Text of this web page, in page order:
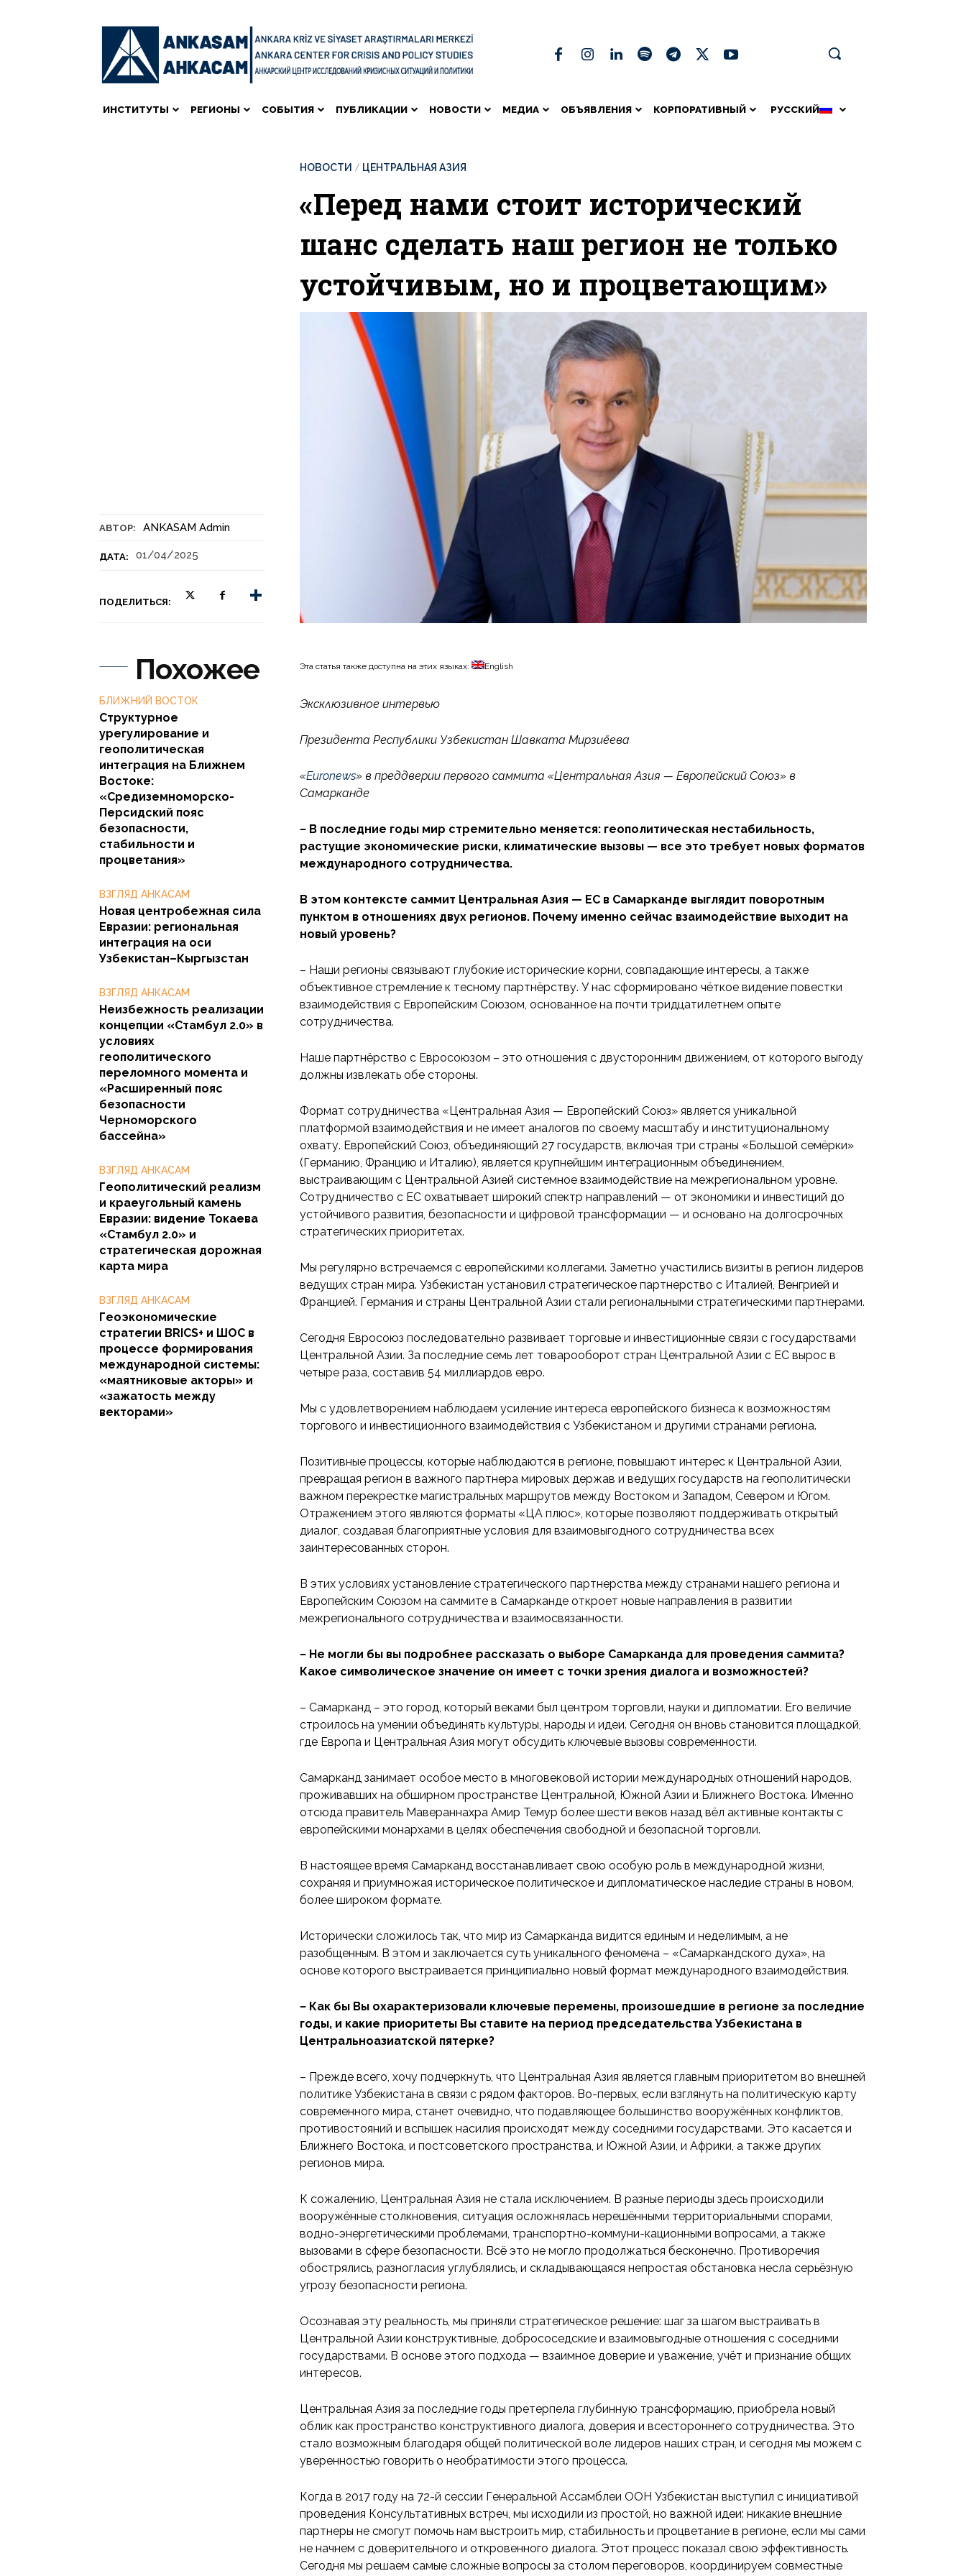
ИНСТИТУТЫ РЕГИОНЫ СОБЫТИЯ ПУБЛИКАЦИИ НОВОСТИ МЕДИА ОБЪЯВЛЕНИЯ КОРПОРАТИВНЫЙ РУССКИЙ
АВТОР: ANKASAM Admin
ДАТА: 01/04/2025
ПОДЕЛИТЬСЯ:
НОВОСТИ ЦЕНТРАЛЬНАЯ АЗИЯ
«Перед нами стоит исторический
шанс сделать наш регион не только
устойчивым, но и процветающим»
Похожее
БЛИЖНИЙ ВОСТОК
Структурное
урегулирование и
геополитическая
интеграция на Ближнем
Востоке:
«Средиземноморско-
Персидский пояс
безопасности,
стабильности и
процветания»
ВЗГЛЯД АНКАСАМ
Новая центробежная сила
Евразии: региональная
интеграция на оси
Узбекистан–Кыргызстан
ВЗГЛЯД АНКАСАМ
Неизбежность реализации
концепции «Стамбул 2.0» в
условиях
геополитического
переломного момента и
«Расширенный пояс
безопасности
Черноморского
бассейна»
ВЗГЛЯД АНКАСАМ
Геополитический реализм
и краеугольный камень
Евразии: видение Токаева
«Стамбул 2.0» и
стратегическая дорожная
карта мира
ВЗГЛЯД АНКАСАМ
Геоэкономические
стратегии BRICS+ и ШОС в
процессе формирования
международной системы:
«маятниковые акторы» и
«зажатость между
векторами»
Эта статья также доступна на этих языках: English
Эксклюзивное интервью
Президента Республики Узбекистан Шавката Мирзиёева
«Euronews» в преддверии первого саммита «Центральная Азия — Европейский Союз» в
Самарканде
– В последние годы мир стремительно меняется: геополитическая нестабильность,
растущие экономические риски, климатические вызовы — все это требует новых форматов
международного сотрудничества.
В этом контексте саммит Центральная Азия — ЕС в Самарканде выглядит поворотным
пунктом в отношениях двух регионов. Почему именно сейчас взаимодействие выходит на
новый уровень?
– Наши регионы связывают глубокие исторические корни, совпадающие интересы, а также
объективное стремление к тесному партнёрству. У нас сформировано чёткое видение повестки
взаимодействия с Европейским Союзом, основанное на почти тридцатилетнем опыте
сотрудничества.
Наше партнёрство с Евросоюзом – это отношения с двусторонним движением, от которого выгоду
должны извлекать обе стороны.
Формат сотрудничества «Центральная Азия — Европейский Союз» является уникальной
платформой взаимодействия и не имеет аналогов по своему масштабу и институциональному
охвату. Европейский Союз, объединяющий 27 государств, включая три страны «Большой семёрки»
(Германию, Францию и Италию), является крупнейшим интеграционным объединением,
выстраивающим с Центральной Азией системное взаимодействие на межрегиональном уровне.
Сотрудничество с ЕС охватывает широкий спектр направлений — от экономики и инвестиций до
устойчивого развития, безопасности и цифровой трансформации — и основано на долгосрочных
стратегических приоритетах.
Мы регулярно встречаемся с европейскими коллегами. Заметно участились визиты в регион лидеров
ведущих стран мира. Узбекистан установил стратегическое партнерство с Италией, Венгрией и
Францией. Германия и страны Центральной Азии стали региональными стратегическими партнерами.
Сегодня Евросоюз последовательно развивает торговые и инвестиционные связи с государствами
Центральной Азии. За последние семь лет товарооборот стран Центральной Азии с ЕС вырос в
четыре раза, составив 54 миллиардов евро.
Мы с удовлетворением наблюдаем усиление интереса европейского бизнеса к возможностям
торгового и инвестиционного взаимодействия с Узбекистаном и другими странами региона.
Позитивные процессы, которые наблюдаются в регионе, повышают интерес к Центральной Азии,
превращая регион в важного партнера мировых держав и ведущих государств на геополитически
важном перекрестке магистральных маршрутов между Востоком и Западом, Севером и Югом.
Отражением этого являются форматы «ЦА плюс», которые позволяют поддерживать открытый
диалог, создавая благоприятные условия для взаимовыгодного сотрудничества всех
заинтересованных сторон.
В этих условиях установление стратегического партнерства между странами нашего региона и
Европейским Союзом на саммите в Самарканде откроет новые направления в развитии
межрегионального сотрудничества и взаимосвязанности.
– Не могли бы вы подробнее рассказать о выборе Самарканда для проведения саммита?
Какое символическое значение он имеет с точки зрения диалога и возможностей?
– Самарканд – это город, который веками был центром торговли, науки и дипломатии. Его величие
строилось на умении объединять культуры, народы и идеи. Сегодня он вновь становится площадкой,
где Европа и Центральная Азия могут обсудить ключевые вызовы современности.
Самарканд занимает особое место в многовековой истории международных отношений народов,
проживавших на обширном пространстве Центральной, Южной Азии и Ближнего Востока. Именно
отсюда правитель Мавераннахра Амир Темур более шести веков назад вёл активные контакты с
европейскими монархами в целях обеспечения свободной и безопасной торговли.
В настоящее время Самарканд восстанавливает свою особую роль в международной жизни,
сохраняя и приумножая историческое политическое и дипломатическое наследие страны в новом,
более широком формате.
Исторически сложилось так, что мир из Самарканда видится единым и неделимым, а не
разобщенным. В этом и заключается суть уникального феномена – «Самаркандского духа», на
основе которого выстраивается принципиально новый формат международного взаимодействия.
– Как бы Вы охарактеризовали ключевые перемены, произошедшие в регионе за последние
годы, и какие приоритеты Вы ставите на период председательства Узбекистана в
Центральноазиатской пятерке?
– Прежде всего, хочу подчеркнуть, что Центральная Азия является главным приоритетом во внешней
политике Узбекистана в связи с рядом факторов. Во-первых, если взглянуть на политическую карту
современного мира, станет очевидно, что подавляющее большинство вооружённых конфликтов,
противостояний и вспышек насилия происходят между соседними государствами. Это касается и
Ближнего Востока, и постсоветского пространства, и Южной Азии, и Африки, а также других
регионов мира.
К сожалению, Центральная Азия не стала исключением. В разные периоды здесь происходили
вооружённые столкновения, ситуация осложнялась нерешёнными территориальными спорами,
водно-энергетическими проблемами, транспортно-коммуни-кационными вопросами, а также
вызовами в сфере безопасности. Всё это не могло продолжаться бесконечно. Противоречия
обострялись, разногласия углублялись, и складывающаяся непростая обстановка несла серьёзную
угрозу безопасности региона.
Осознавая эту реальность, мы приняли стратегическое решение: шаг за шагом выстраивать в
Центральной Азии конструктивные, добрососедские и взаимовыгодные отношения с соседними
государствами. В основе этого подхода — взаимное доверие и уважение, учёт и признание общих
интересов.
Центральная Азия за последние годы претерпела глубинную трансформацию, приобрела новый
облик как пространство конструктивного диалога, доверия и всестороннего сотрудничества. Это
стало возможным благодаря общей политической воле лидеров наших стран, и сегодня мы можем с
уверенностью говорить о необратимости этого процесса.
Когда в 2017 году на 72-й сессии Генеральной Ассамблеи ООН Узбекистан выступил с инициативой
проведения Консультативных встреч, мы исходили из простой, но важной идеи: никакие внешние
партнеры не смогут помочь нам выстроить мир, стабильность и процветание в регионе, если мы сами
не начнем с доверительного и откровенного диалога. Этот процесс показал свою эффективность.
Сегодня мы решаем самые сложные вопросы за столом переговоров, координируем совместные